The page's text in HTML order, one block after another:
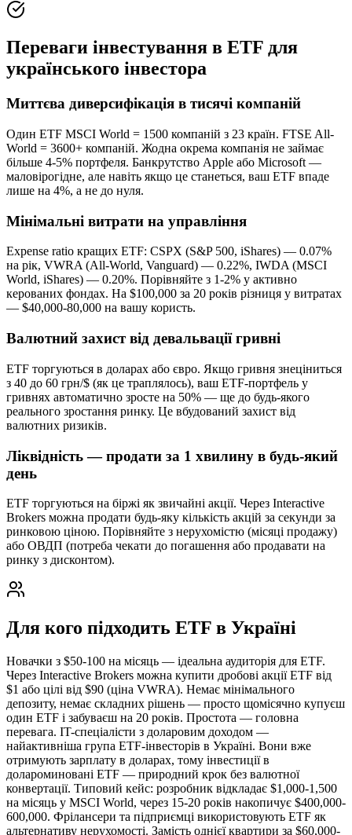
Переваги інвестування в ETF для
українського інвестора
Миттєва диверсифікація в тисячі компаній
Один ETF MSCI World = 1500 компаній з 23 країн. FTSE All-
World = 3600+ компаній. Жодна окрема компанія не займає
більше 4-5% портфеля. Банкрутство Apple або Microsoft —
маловірогідне, але навіть якщо це станеться, ваш ETF впаде
лише на 4%, а не до нуля.
Мінімальні витрати на управління
Expense ratio кращих ETF: CSPX (S&P 500, iShares) — 0.07%
на рік, VWRA (All-World, Vanguard) — 0.22%, IWDA (MSCI
World, iShares) — 0.20%. Порівняйте з 1-2% у активно
керованих фондах. На $100,000 за 20 років різниця у витратах
— $40,000-80,000 на вашу користь.
Валютний захист від девальвації гривні
ETF торгуються в доларах або євро. Якщо гривня знеціниться
з 40 до 60 грн/$ (як це траплялось), ваш ETF-портфель у
гривнях автоматично зросте на 50% — ще до будь-якого
реального зростання ринку. Це вбудований захист від
валютних ризиків.
Ліквідність — продати за 1 хвилину в будь-який
день
ETF торгуються на біржі як звичайні акції. Через Interactive
Brokers можна продати будь-яку кількість акцій за секунди за
ринковою ціною. Порівняйте з нерухомістю (місяці продажу)
або ОВДП (потреба чекати до погашення або продавати на
ринку з дисконтом).
Для кого підходить ETF в Україні
Новачки з $50-100 на місяць — ідеальна аудиторія для ETF.
Через Interactive Brokers можна купити дробові акції ETF від
$1 або цілі від $90 (ціна VWRA). Немає мінімального
депозиту, немає складних рішень — просто щомісячно купуєш
один ETF і забуваєш на 20 років. Простота — головна
перевага. IT-спеціалісти з доларовим доходом —
найактивніша група ETF-інвесторів в Україні. Вони вже
отримують зарплату в доларах, тому інвестиції в
долароминовані ETF — природний крок без валютної
конвертації. Типовий кейс: розробник відкладає $1,000-1,500
на місяць у MSCI World, через 15-20 років накопичує $400,000-
600,000. Фрілансери та підприємці використовують ETF як
альтернативу нерухомості. Замість однієї квартири за $60,000-